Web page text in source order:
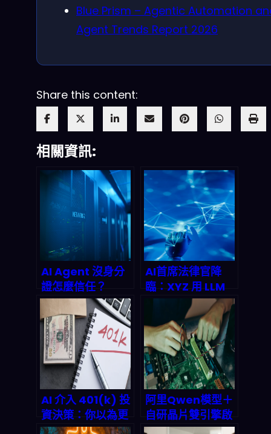
Blue Prism – Agentic Automation
Agent Trends Report 2026
Share this content:
相關資訊:
AI Agent 沒身分
證怎麼信任？
Infoblox與
GoDaddy聯手打
造DNS身份驗證新
標準，終結代理人
偽造與數據污染亂
象
AI首席法律官降
臨：XYZ 用 LLM
顛覆出口合規，跨
境貿易進入秒級審
閱紀元
AI 介入 401(k) 投
資決策：你以為更
聰明、其實可能把
阿里Qwen模型＋
自研晶片雙引擎啟
動：中國AI工廠全